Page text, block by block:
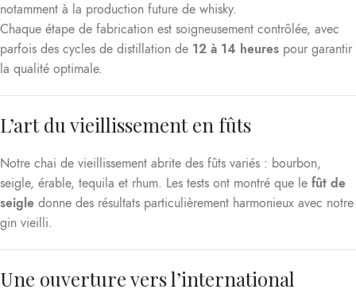
notamment à la production future de whisky.
Chaque étape de fabrication est soigneusement contrôlée, avec
parfois des cycles de distillation de 12 à 14 heures pour garantir
la qualité optimale.
L’art du vieillissement en fûts
Notre chai de vieillissement abrite des fûts variés : bourbon,
seigle, érable, tequila et rhum. Les tests ont montré que le fût de
seigle donne des résultats particulièrement harmonieux avec notre
gin vieilli.
Une ouverture vers l’international